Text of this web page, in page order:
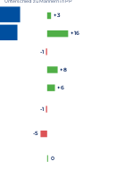
+3
+16
-1
+8
+6
-1
-5
0